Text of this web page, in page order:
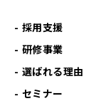
採用支援
研修事業
選ばれる理由
セミナー